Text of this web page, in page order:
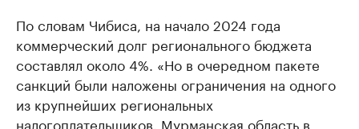
По словам Чибиса, на начало 2024 года
коммерческий долг регионального бюджета
составлял около 4%. «Но в очередном пакете
санкций были наложены ограничения на одного
из крупнейших региональных
налогоплательщиков. Мурманская область в